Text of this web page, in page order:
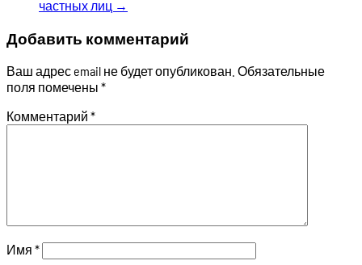
частных лиц →
Добавить комментарий
Ваш адрес email не будет опубликован. Обязательные
поля помечены *
Комментарий *
Имя *